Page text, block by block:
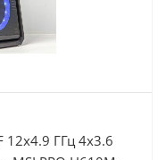
12x4.9 ГГц 4x3.6